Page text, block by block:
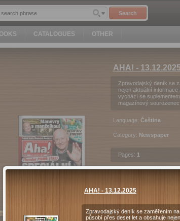
Search
CATALOGUES OTHER
AHA! -
Zpravodajský deník se
nejen aktuální
vychází se
magazínový sourozenec
Language: Čeština
Category: Newspaper
Pages: 1
Purchase
AHA! - 13.12.2025
Zpravodajský deník se zaměřením
působí přes deset let a obsahuje